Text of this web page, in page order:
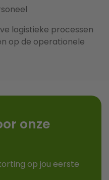
logistieke processen
op de operationele
onze
op jou eerste